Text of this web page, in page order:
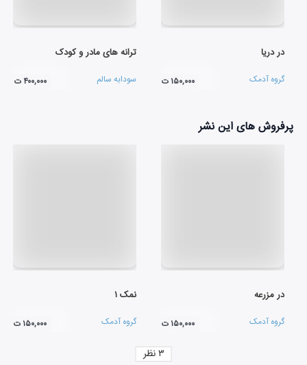
در دریا
گروه آدمک ۱۵۰,۰۰۰ ت
ترانه های مادر و کودک
سودابه سالم ۴۰۰,۰۰۰ ت
پرفروش های این نشر
در مزرعه
گروه آدمک ۱۵۰,۰۰۰ ت
نمک ۱
گروه آدمک ۱۵۰,۰۰۰ ت
۳نظر